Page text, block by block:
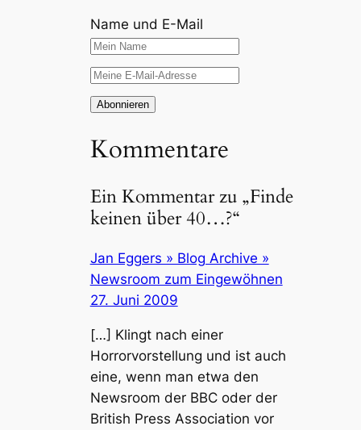
Name und E-Mail
Kommentare
Ein Kommentar zu „Finde
keinen über 40…?“
Jan Eggers » Blog Archive »
Newsroom zum Eingewöhnen
27. Juni 2009
[…] Klingt nach einer
Horrorvorstellung und ist auch
eine, wenn man etwa den
Newsroom der BBC oder der
British Press Association vor